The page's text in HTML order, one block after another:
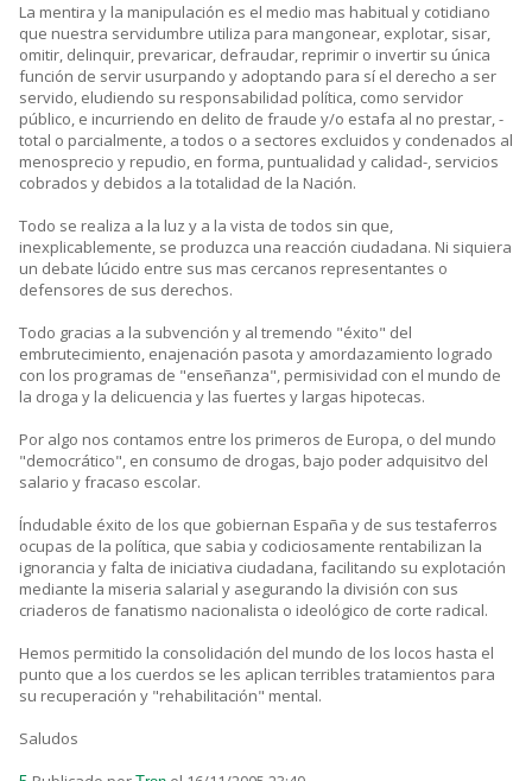
La mentira y la manipulación es el medio mas habitual y cotidiano
que nuestra servidumbre utiliza para mangonear, explotar, sisar,
omitir, delinquir, prevaricar, defraudar, reprimir o invertir su única
función de servir usurpando y adoptando para sí el derecho a ser
servido, eludiendo su responsabilidad política, como servidor
público, e incurriendo en delito de fraude y/o estafa al no prestar, -
total o parcialmente, a todos o a sectores excluidos y condenados al
menosprecio y repudio, en forma, puntualidad y calidad-, servicios
cobrados y debidos a la totalidad de la Nación.
Todo se realiza a la luz y a la vista de todos sin que,
inexplicablemente, se produzca una reacción ciudadana. Ni siquiera
un debate lúcido entre sus mas cercanos representantes o
defensores de sus derechos.
Todo gracias a la subvención y al tremendo "éxito" del
embrutecimiento, enajenación pasota y amordazamiento logrado
con los programas de "enseñanza", permisividad con el mundo de
la droga y la delicuencia y las fuertes y largas hipotecas.
Por algo nos contamos entre los primeros de Europa, o del mundo
"democrático", en consumo de drogas, bajo poder adquisitvo del
salario y fracaso escolar.
Índudable éxito de los que gobiernan España y de sus testaferros
ocupas de la política, que sabia y codiciosamente rentabilizan la
ignorancia y falta de iniciativa ciudadana, facilitando su explotación
mediante la miseria salarial y asegurando la división con sus
criaderos de fanatismo nacionalista o ideológico de corte radical.
Hemos permitido la consolidación del mundo de los locos hasta el
punto que a los cuerdos se les aplican terribles tratamientos para
su recuperación y "rehabilitación" mental.
Saludos